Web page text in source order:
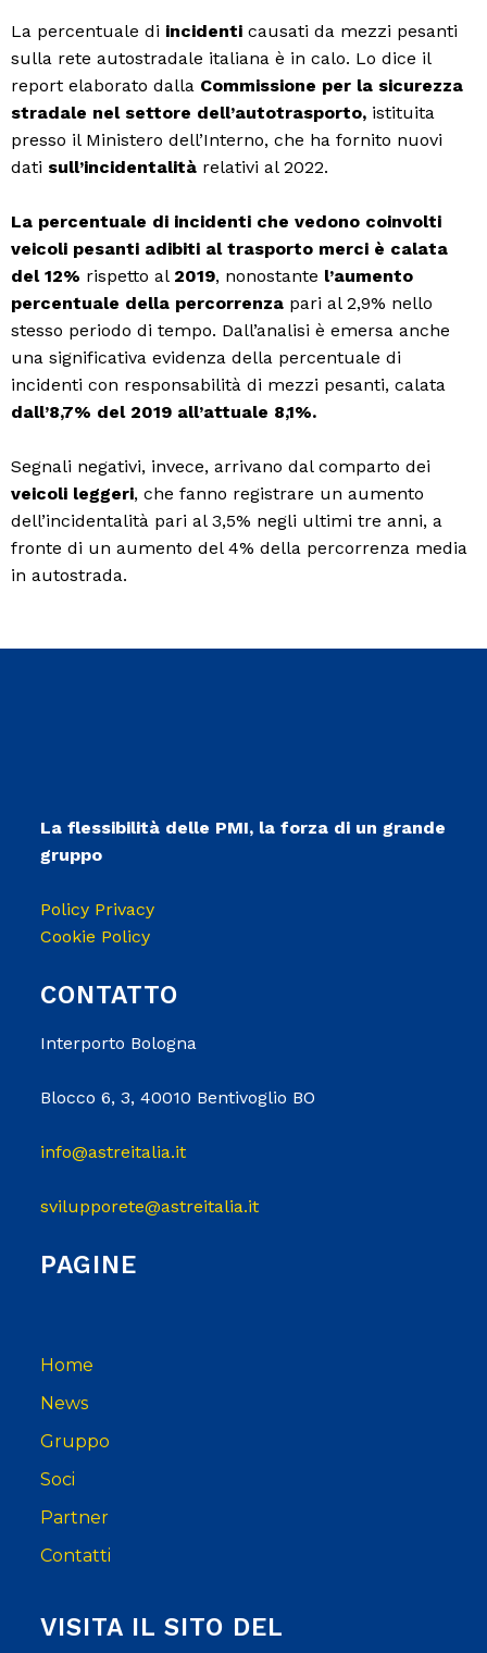
La percentuale di incidenti causati da mezzi pesanti
sulla rete autostradale italiana è in calo. Lo dice il
report elaborato dalla Commissione per la sicurezza
stradale nel settore dell’autotrasporto, istituita
presso il Ministero dell’Interno, che ha fornito nuovi
dati sull’incidentalità relativi al 2022.
La percentuale di incidenti che vedono coinvolti
veicoli pesanti adibiti al trasporto merci è calata
del 12% rispetto al 2019, nonostante l’aumento
percentuale della percorrenza pari al 2,9% nello
stesso periodo di tempo. Dall’analisi è emersa anche
una significativa evidenza della percentuale di
incidenti con responsabilità di mezzi pesanti, calata
dall’8,7% del 2019 all’attuale 8,1%.
Segnali negativi, invece, arrivano dal comparto dei
veicoli leggeri, che fanno registrare un aumento
dell’incidentalità pari al 3,5% negli ultimi tre anni, a
fronte di un aumento del 4% della percorrenza media
in autostrada.
La flessibilità delle PMI, la forza di un grande
gruppo
Policy Privacy
Cookie Policy
CONTATTO
Interporto Bologna
Blocco 6, 3, 40010 Bentivoglio BO
info@astreitalia.it
svilupporete@astreitalia.it
PAGINE
Home
News
Gruppo
Soci
Partner
Contatti
VISITA IL SITO DEL